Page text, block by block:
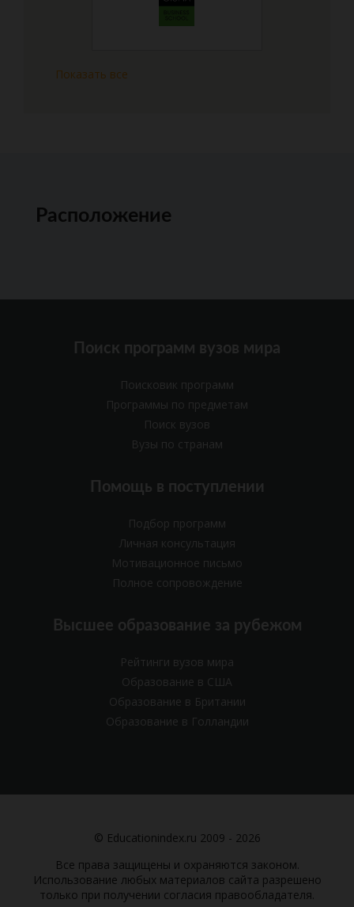
Показать все
Расположение
Поиск программ вузов мира
Поисковик программ
Программы по предметам
Поиск вузов
Вузы по странам
Помощь в поступлении
Подбор программ
Личная консультация
Мотивационное письмо
Полное сопровождение
Высшее образование за рубежом
Рейтинги вузов мира
Образование в США
Образование в Британии
Образование в Голландии
© Educationindex.ru 2009 - 2026
Все права защищены и охраняются законом.
Использование любых материалов сайта разрешено
только при получении согласия правообладателя.